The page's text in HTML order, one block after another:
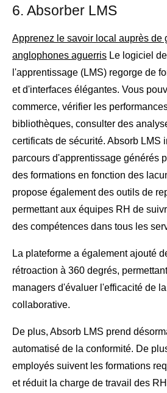
6. Absorber LMS
Apprenez le savoir local auprès de
anglophones aguerris Le logiciel
l'apprentissage (LMS) regorge de
et d'interfaces élégantes. Vous
commerce, vérifier les
bibliothèques, consulter des
certificats de sécurité. Absorb LMS
parcours d'apprentissage générés
des formations en fonction des
propose également des outils de
permettant aux équipes RH de
des compétences dans tous les
La plateforme a également ajouté
rétroaction à 360 degrés,
managers d'évaluer l'efficacité de
collaborative.
De plus, Absorb LMS prend
automatisé de la conformité. De
employés suivent les formations
et réduit la charge de travail des